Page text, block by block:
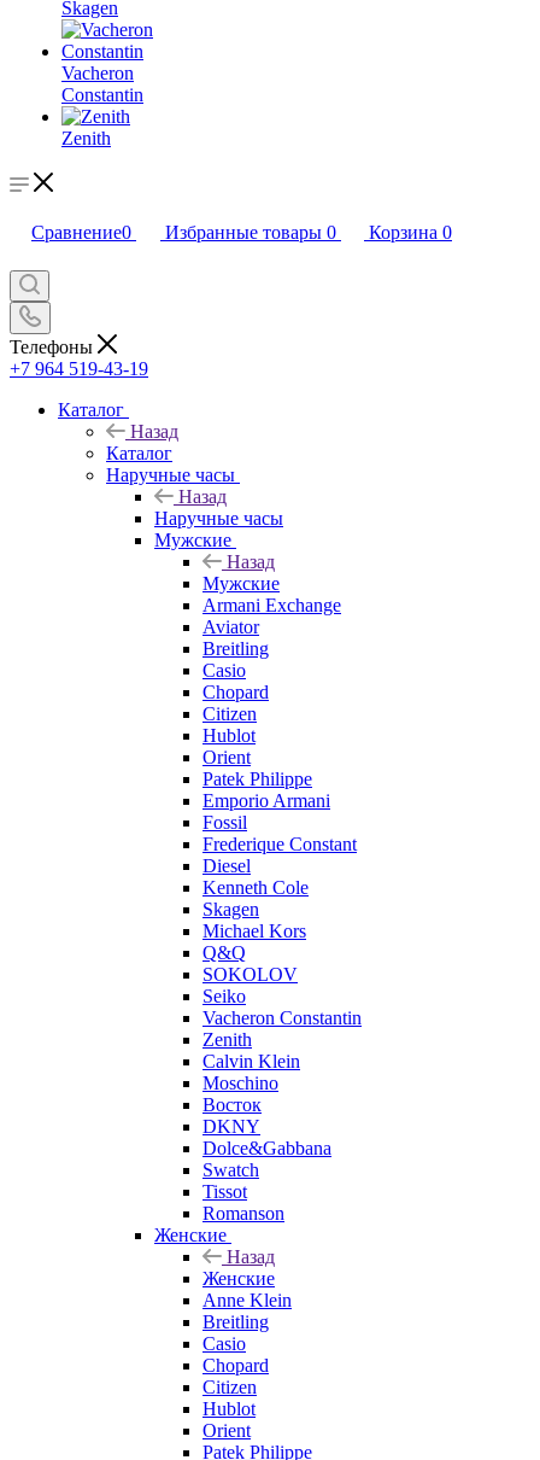
Skagen
Vacheron
Constantin
Zenith
Сравнение0 Избранные товары 0 Корзина 0
Телефоны
+7 964 519-43-19
Каталог
Назад
Каталог
Наручные часы
Назад
Наручные часы
Мужские
Назад
Мужские
Armani Exchange
Aviator
Breitling
Casio
Chopard
Citizen
Hublot
Orient
Patek Philippe
Emporio Armani
Fossil
Frederique Constant
Diesel
Kenneth Cole
Skagen
Michael Kors
Q&Q
SOKOLOV
Seiko
Vacheron Constantin
Zenith
Calvin Klein
Moschino
Восток
DKNY
Dolce&Gabbana
Swatch
Tissot
Romanson
Женские
Назад
Женские
Anne Klein
Breitling
Casio
Chopard
Citizen
Hublot
Orient
Patek Philippe